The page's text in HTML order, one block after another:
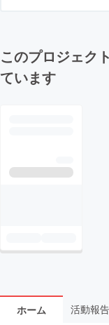
このプロジェク
ています
ホーム 活動報